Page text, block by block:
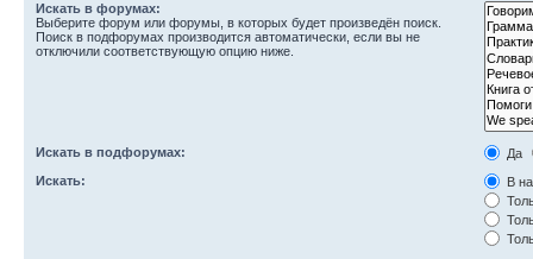
Искать в форумах:
Выберите форум или форумы, в которых будет произведён поиск.
Поиск в подфорумах производится автоматически, если вы не
отключили соответствующую опцию ниже.
Искать в подфорумах:
Да
Искать:
В